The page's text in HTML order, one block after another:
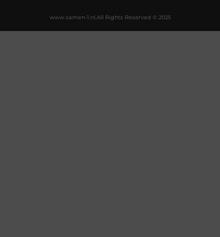
All Rights Reserved © 2025
www.samen-1.nl.